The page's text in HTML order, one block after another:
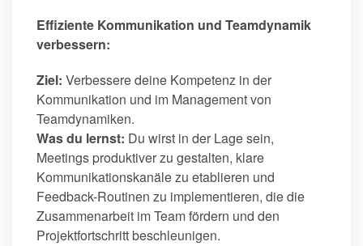
Effiziente Kommunikation und Teamdynamik
verbessern:
Ziel: Verbessere deine Kompetenz in der
Kommunikation und im Management von
Teamdynamiken.
Was du lernst: Du wirst in der Lage sein,
Meetings produktiver zu gestalten, klare
Kommunikationskanäle zu etablieren und
Feedback-Routinen zu implementieren, die die
Zusammenarbeit im Team fördern und den
Projektfortschritt beschleunigen.